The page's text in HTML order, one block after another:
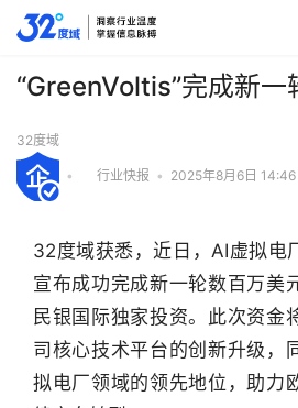
“GreenVoltis”完成新一
32度域
• 行业快报 • 2025年8月6日 14:46
32度域获悉，近日，AI虚拟电
宣布成功完成新一轮数百万美
民银国际独家投资。此次资金
司核心技术平台的创新升级，
拟电厂领域的领先地位，助力